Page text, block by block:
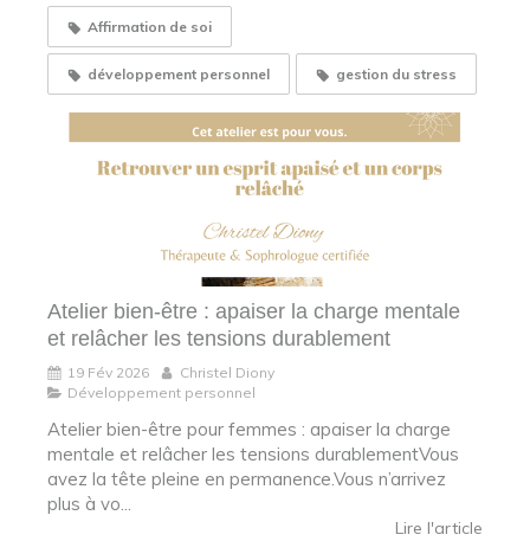
Affirmation de soi
développement personnel gestion du stress
Atelier bien-être : apaiser la charge mentale
et relâcher les tensions durablement
19 Fév 2026
Christel Diony
Développement personnel
Atelier bien-être pour femmes : apaiser la charge
mentale et relâcher les tensions durablementVous
avez la tête pleine en permanence.Vous n’arrivez
plus à vo...
Lire l'article